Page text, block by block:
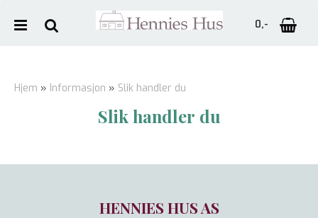
0,-
Hjem » Informasjon » Slik handler du
Slik handler du
HENNIES HUS AS